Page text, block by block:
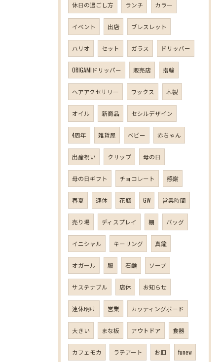
休日の過ごし方 ランチ カラー
イベント 出店 ブレスレット
ハリオ セット ガラス ドリッパー
ORIGAMIドリッパー 販売店 指輪
ヘアアクセサリー ワックス 木製
オイル 新商品 セシルデザイン
4周年 雑貨屋 ベビー 赤ちゃん
出産祝い クリップ 母の日
母の日ギフト チョコレート 感謝
春夏 連休 花瓶 GW 営業時間
売り場 ディスプレイ 棚 バッグ
イニシャル キーリング 真鍮
オガール 服 石鹸 ソープ
サステナブル 店休 お知らせ
連休明け 営業 カッティングボード
大きい まな板 アウトドア 食器
カフェモカ ラテアート お皿 funew